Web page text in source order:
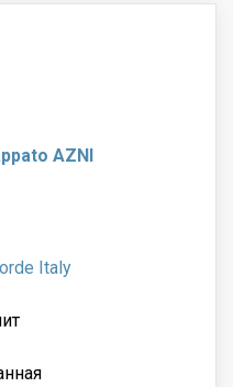
AZNI
Italy